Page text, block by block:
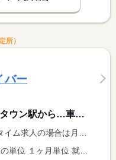
所）
バー
埼玉県越谷市 / □越谷レイクタウン駅から…車：５分 自転車：１０分
ト求人の場合は時間額を表示しています。